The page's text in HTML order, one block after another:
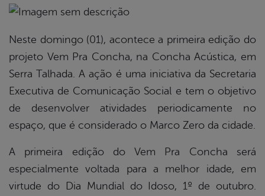
Neste domingo (01), acontece a primeira edição do
projeto Vem Pra Concha, na Concha Acústica, em
Serra Talhada. A ação é uma iniciativa da Secretaria
Executiva de Comunicação Social e tem o objetivo
de desenvolver atividades periodicamente no
espaço, que é considerado o Marco Zero da cidade.
A primeira edição do Vem Pra Concha será
especialmente voltada para a melhor idade, em
virtude do Dia Mundial do Idoso, 1º de outubro.